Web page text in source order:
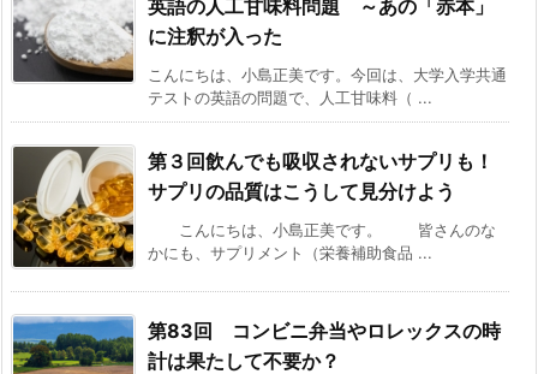
英語の人工甘味料問題 ～あの「赤本」
に注釈が入った
こんにちは、小島正美です。今回は、大学入学共通
テストの英語の問題で、人工甘味料（ ...
第３回飲んでも吸収されないサプリも！
サプリの品質はこうして見分けよう
こんにちは、小島正美です。 皆さんのな
かにも、サプリメント（栄養補助食品 ...
第83回 コンビニ弁当やロレックスの時
計は果たして不要か？